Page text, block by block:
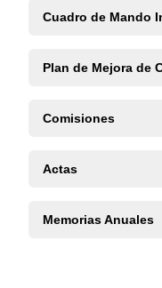
Cuadro de Mando
Plan de Mejora de
Comisiones
Actas
Memorias Anuales